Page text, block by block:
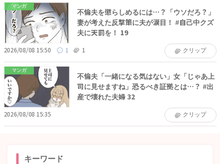
マンガ
不倫夫を懲らしめるには…？「ウソだろ？」
妻が考えた反撃策に夫が涙目！ #自己中クズ
夫に天罰を！ 19
2026/08/08 15:50 1 1 クリップ
マンガ
不倫夫「一緒になる気はない」女「じゃあ上
司に見せますね」恐るべき証拠とは…？ #出
産で壊れた夫婦 32
2026/08/08 15:35 クリップ
キーワード